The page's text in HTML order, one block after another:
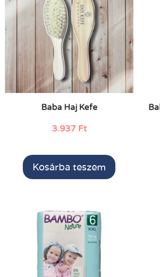
Baba Haj Kefe
3.937 Ft
Kosárba teszem